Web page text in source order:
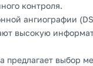
контроля.
ангиографии
высокую
предлагает выбор